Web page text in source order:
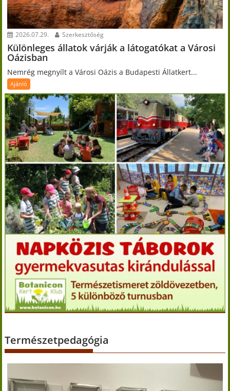
2026.07.29. Szerkesztőség
Különleges állatok várják a látogatókat a Városi
Oázisban
Nemrég megnyílt a Városi Oázis a Budapesti Állatkert...
Ajánló
Természetpedagógia